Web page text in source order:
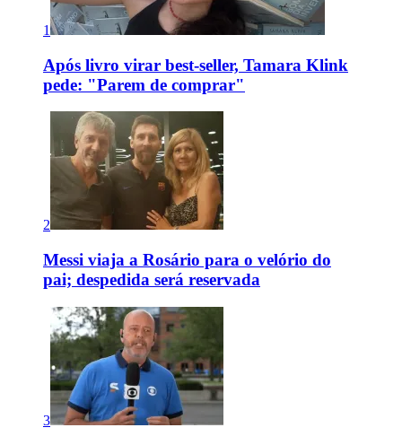
1
Após livro virar best-seller, Tamara Klink
pede: "Parem de comprar"
2
Messi viaja a Rosário para o velório do
pai; despedida será reservada
3